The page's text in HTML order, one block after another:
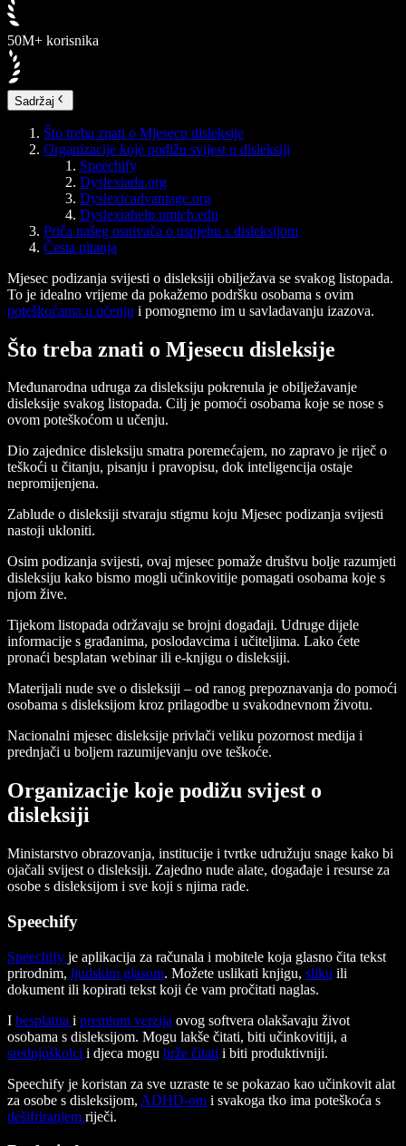
50M+ korisnika
Sadržaj
Što treba znati o Mjesecu disleksije
Organizacije koje podižu svijest o disleksiji
Speechify
Dyslexiada.org
Dyslexicadvantage.org
Dyslexiahelp.umich.edu
Priča našeg osnivača o uspjehu s disleksijom
Česta pitanja
Mjesec podizanja svijesti o disleksiji obilježava se svakog listopada.
To je idealno vrijeme da pokažemo podršku osobama s ovim
poteškoćama u učenju i pomognemo im u savladavanju izazova.
Što treba znati o Mjesecu disleksije
Međunarodna udruga za disleksiju pokrenula je obilježavanje
disleksije svakog listopada. Cilj je pomoći osobama koje se nose s
ovom poteškoćom u učenju.
Dio zajednice disleksiju smatra poremećajem, no zapravo je riječ o
teškoći u čitanju, pisanju i pravopisu, dok inteligencija ostaje
nepromijenjena.
Zablude o disleksiji stvaraju stigmu koju Mjesec podizanja svijesti
nastoji ukloniti.
Osim podizanja svijesti, ovaj mjesec pomaže društvu bolje razumjeti
disleksiju kako bismo mogli učinkovitije pomagati osobama koje s
njom žive.
Tijekom listopada održavaju se brojni događaji. Udruge dijele
informacije s građanima, poslodavcima i učiteljima. Lako ćete
pronaći besplatan webinar ili e-knjigu o disleksiji.
Materijali nude sve o disleksiji – od ranog prepoznavanja do pomoći
osobama s disleksijom kroz prilagodbe u svakodnevnom životu.
Nacionalni mjesec disleksije privlači veliku pozornost medija i
prednjači u boljem razumijevanju ove teškoće.
Organizacije koje podižu svijest o
disleksiji
Ministarstvo obrazovanja, institucije i tvrtke udružuju snage kako bi
ojačali svijest o disleksiji. Zajedno nude alate, događaje i resurse za
osobe s disleksijom i sve koji s njima rade.
Speechify
Speechify je aplikacija za računala i mobitele koja glasno čita tekst
prirodnim, ljudskim glasom. Možete uslikati knjigu, sliku ili
dokument ili kopirati tekst koji će vam pročitati naglas.
I besplatna i premium verzija ovog softvera olakšavaju život
osobama s disleksijom. Mogu lakše čitati, biti učinkovitiji, a
srednjoškolci i djeca mogu brže čitati i biti produktivniji.
Speechify je koristan za sve uzraste te se pokazao kao učinkovit alat
za osobe s disleksijom, ADHD-om i svakoga tko ima poteškoća s
dešifriranjem riječi.